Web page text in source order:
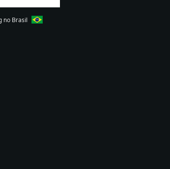
no Brasil